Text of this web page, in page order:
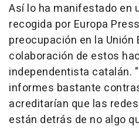
Así lo ha manifestado en
recogida por Europa
preocupación en la Unión
colaboración de estos
independentista catalán.
informes bastante
acreditarían que las
están detrás de no algo